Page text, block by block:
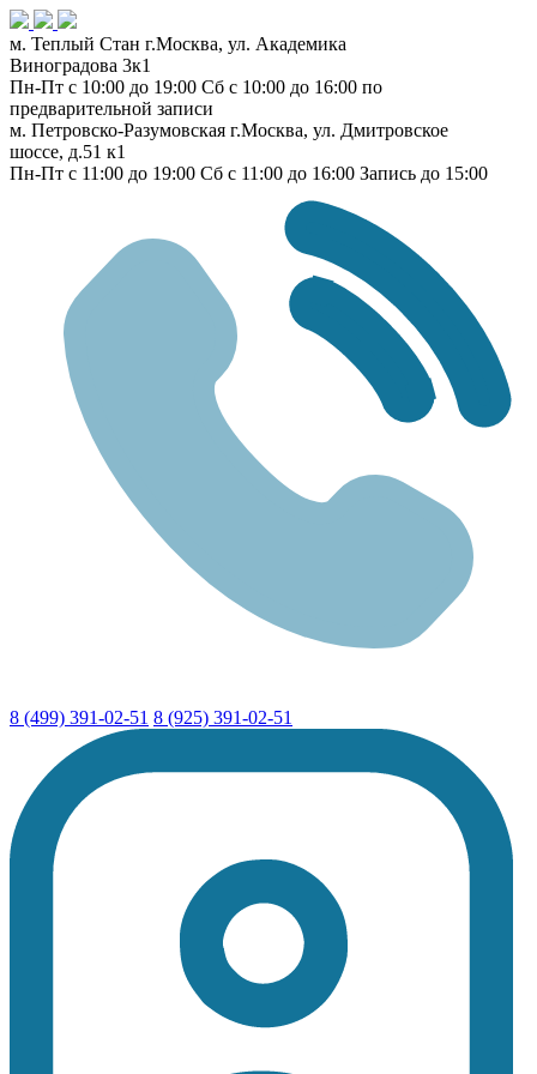
м. Теплый Стан г.Москва, ул. Академика
Виноградова 3к1
Пн-Пт с 10:00 до 19:00 Сб с 10:00 до 16:00 по
предварительной записи
м. Петровско-Разумовская г.Москва, ул. Дмитровское
шоссе, д.51 к1
Пн-Пт с 11:00 до 19:00 Сб с 11:00 до 16:00 Запись до 15:00
8 (499) 391-02-51 8 (925) 391-02-51